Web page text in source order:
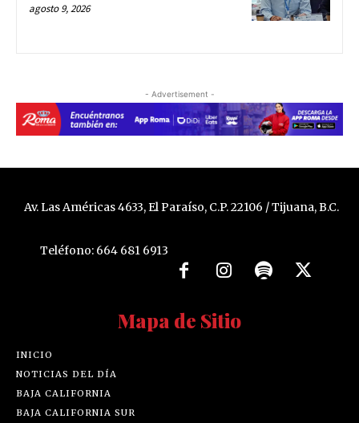
agosto 9, 2026
- Advertisement -
Av. Las Américas 4633, El Paraíso, C.P. 22106 / Tijuana, B.C.
Teléfono: 664 681 6913
Mapa de Sitio
INICIO
NOTICIAS DEL DÍA
BAJA CALIFORNIA
BAJA CALIFORNIA SUR